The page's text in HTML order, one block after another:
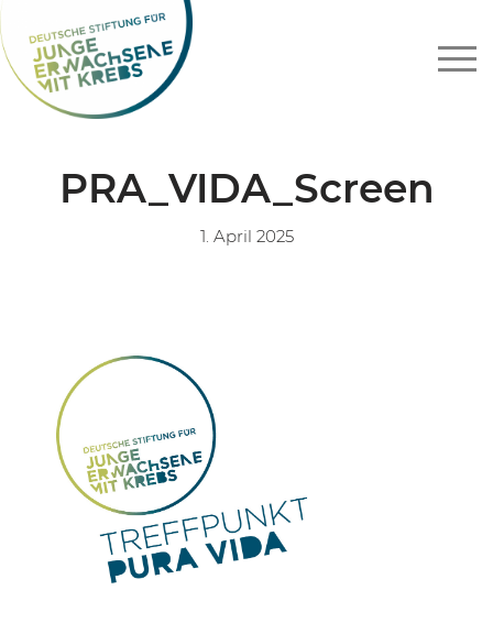
Zum
Inhalt
springen
PRA_VIDA_Screen
1. April 2025